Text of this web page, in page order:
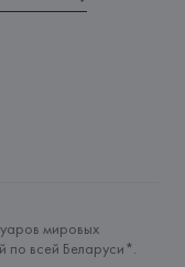
мировых
по всей Беларуси*.